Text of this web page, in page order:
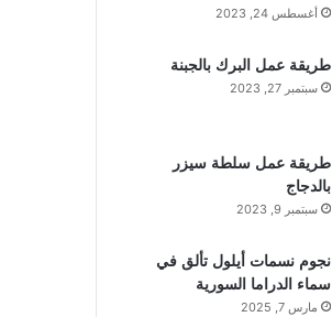
أغسطس 24, 2023
طريقة عمل البرك بالجبنة
سبتمبر 27, 2023
طريقة عمل سلطة سيزر
بالدجاج
سبتمبر 9, 2023
نجوم نسمات أيلول تألق في
سماء الدراما السورية
مارس 7, 2025